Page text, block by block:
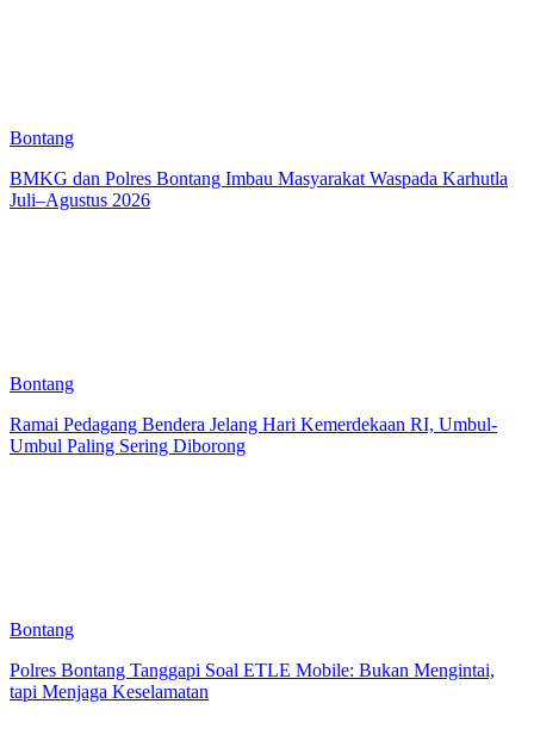
Bontang
BMKG dan Polres Bontang Imbau Masyarakat Waspada Karhutla
Juli–Agustus 2026
Bontang
Ramai Pedagang Bendera Jelang Hari Kemerdekaan RI, Umbul-
Umbul Paling Sering Diborong
Bontang
Polres Bontang Tanggapi Soal ETLE Mobile: Bukan Mengintai,
tapi Menjaga Keselamatan